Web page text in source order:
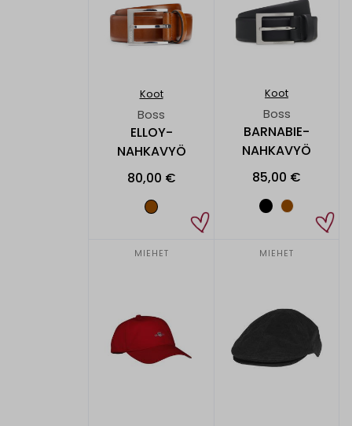
Koot
Boss
ELLOY-
NAHKAVYÖ
80,00 €
Koot
Boss
BARNABIE-
NAHKAVYÖ
85,00 €
MIEHET MIEHET